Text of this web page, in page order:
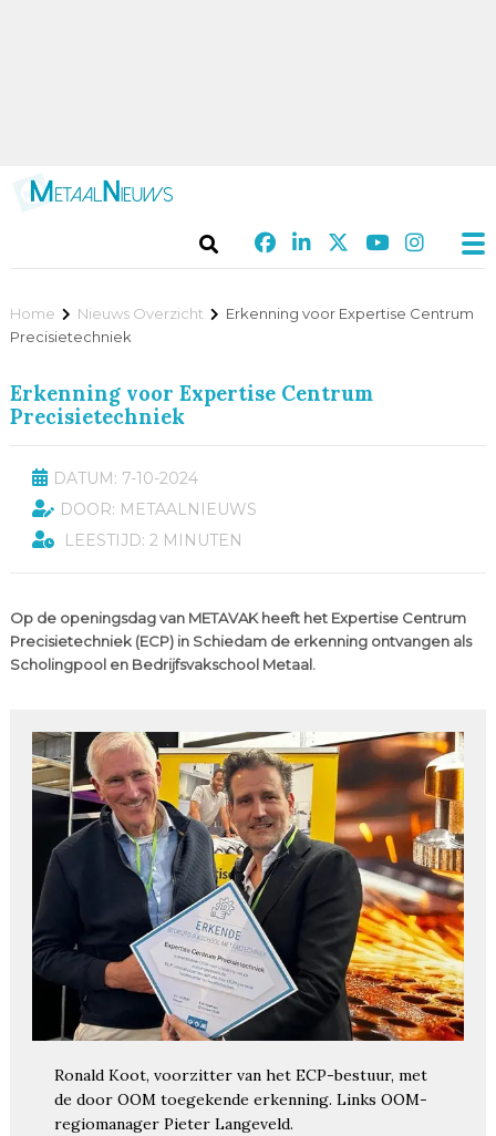
Home Nieuws Overzicht
Erkenning voor Expertise Centrum
Precisietechniek
Erkenning voor Expertise Centrum
Precisietechniek
DATUM: 7-10-2024
DOOR: METAALNIEUWS
LEESTIJD: 2 MINUTEN
Op de openingsdag van METAVAK heeft het Expertise Centrum
Precisietechniek (ECP) in Schiedam de erkenning ontvangen als
Scholingpool en Bedrijfsvakschool Metaal.
Ronald Koot, voorzitter van het ECP-bestuur, met
de door OOM toegekende erkenning. Links OOM-
regiomanager Pieter Langeveld.